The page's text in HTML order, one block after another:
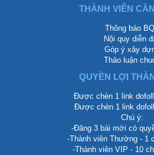
THÀNH VIÊN
Thông báo
Nội quy diễn
Góp ý xây
Thảo luận
QUYỀN LỢI
Được chèn 1 link
Được chèn 1 link
Chú ý:
-Đăng 3 bài mới có
-Thành viên Thường - 1
-Thành viên VIP - 10